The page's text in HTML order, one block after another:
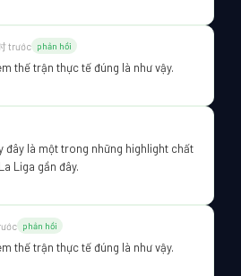
trước phản hồi
thế trận thực tế đúng là như vậy.
đây là một trong những highlight chất
Liga gần đây.
phản hồi
thế trận thực tế đúng là như vậy.